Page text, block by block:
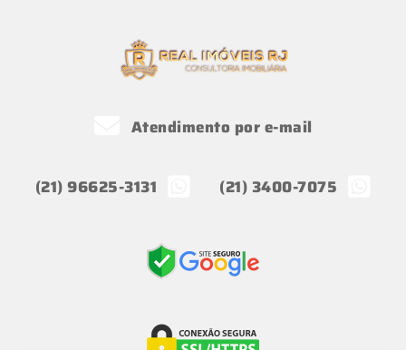
Atendimento por e-mail
(21) 96625-3131 (21) 3400-7075